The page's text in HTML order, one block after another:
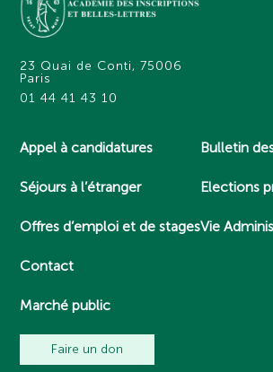
23 Quai de Conti, 75006
Paris
01 44 41 43 10
Appel à candidatures
Séjours à l’étranger
Offres d’emploi et de stages
Contact
Marché public
Bulletin
Elections
Vie
Faire un don